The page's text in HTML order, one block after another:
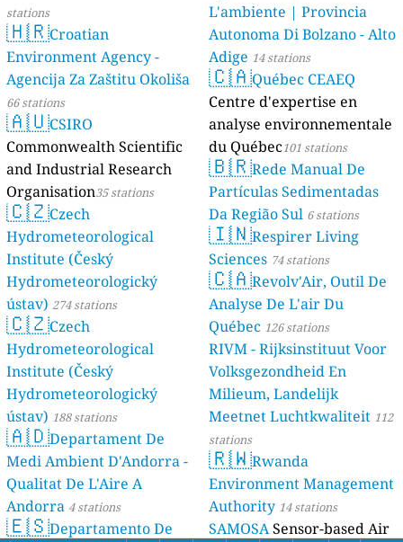
stations
🇭🇷Croatian
Environment Agency -
Agencija Za Zaštitu Okoliša
66 stations
🇦🇺CSIRO
Commonwealth Scientific
and Industrial Research
Organisation35 stations
🇨🇿Czech
Hydrometeorological
Institute (Český
Hydrometeorologický
ústav) 274 stations
🇨🇿Czech
Hydrometeorological
Institute (Český
Hydrometeorologický
ústav) 188 stations
🇦🇩Departament De
Medi Ambient D'Andorra -
Qualitat De L'Aire A
Andorra 4 stations
🇪🇸Departamento De
L'ambiente | Provincia
Autonoma Di Bolzano - Alto
Adige 14 stations
🇨🇦Québec CEAEQ
Centre d'expertise en
analyse environnementale
du Québec101 stations
🇧🇷Rede Manual De
Partículas Sedimentadas
Da Região Sul 6 stations
🇮🇳Respirer Living
Sciences 74 stations
🇨🇦Revolv'Air, Outil De
Analyse De L'air Du
Québec 126 stations
RIVM - Rijksinstituut Voor
Volksgezondheid En
Milieum, Landelijk
Meetnet Luchtkwaliteit 112
stations
🇷🇼Rwanda
Environment Management
Authority 14 stations
SAMOSASensor-based Air